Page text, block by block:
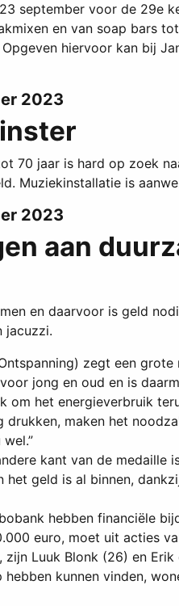
september voor de 29e
en van soap bars
hiervoor kan bij
2023
70 jaar is hard op zoek
Muziekinstallatie is
2023
aan
en daarvoor is geld
jacuzzi.
zegt een
jong en oud en is
het energieverbruik
maken het
kant van de
geld is al binnen,
hebben financiële
euro, moet uit acties
Luuk Blonk (26) en
kunnen vinden,